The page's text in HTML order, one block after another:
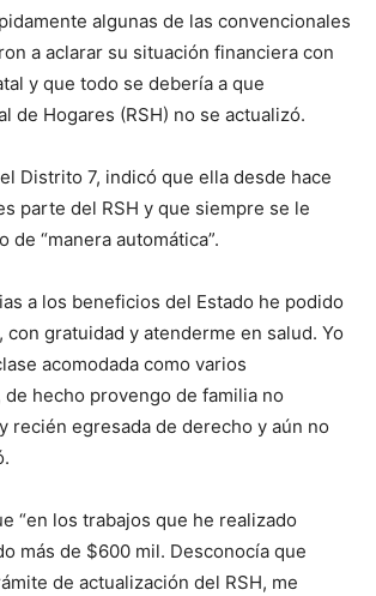
algunas de las convencionales
a aclarar su situación financiera con
y que todo se debería a que
de Hogares (RSH) no se actualizó.
Distrito 7, indicó que ella desde hace
parte del RSH y que siempre se le
de “manera automática”.
a los beneficios del Estado he podido
con gratuidad y atenderme en salud. Yo
acomodada como varios
hecho provengo de familia no
recién egresada de derecho y aún no
“en los trabajos que he realizado
más de $600 mil. Desconocía que
de actualización del RSH, me